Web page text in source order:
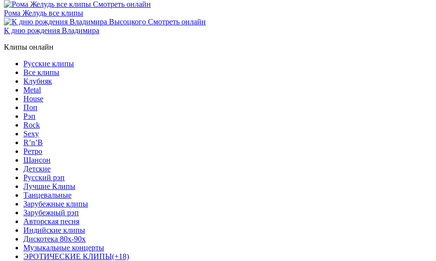
Рома Желудь все клипы
К дню рождения Владимира
Клипы онлайн
Русские клипы
Все клипы
Клубняк
Metal
House
Поп
Рэп
Rock
Sexy
R’n’B
Ретро
Шансон
Детские
Русский рэп
Лучшие Клипы
Танцевальные
Зарубежные клипы
Зарубежный рэп
Авторская песня
Индийские клипы
Дискотека 80х-90х
Музыкальные концерты
ЭРОТИЧЕСКИЕ КЛИПЫ(+18)